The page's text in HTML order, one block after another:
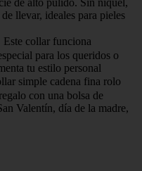
de alto púlido. Sin níquel,
llevar, ideales para pieles
Este collar funciona
para los queridos o
tu estilo personal
simple cadena fina rolo
con una bolsa de
Valentín, día de la madre,